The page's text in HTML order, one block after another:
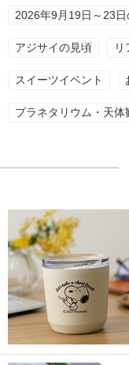
2026年9月19日～23日
アジサイの見頃 リ
スイーツイベント
プラネタリウム・天体